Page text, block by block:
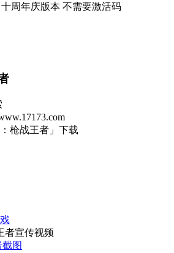
周年庆版本 不需要激活码
枪战王者」 下载